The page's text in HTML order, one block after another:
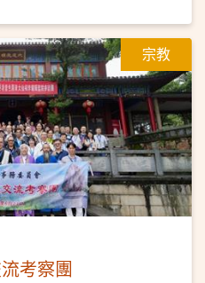
宗教
考察團